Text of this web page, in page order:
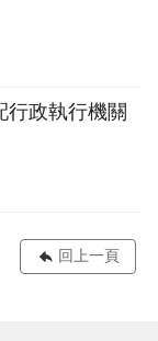
行政執行機關
回上一頁